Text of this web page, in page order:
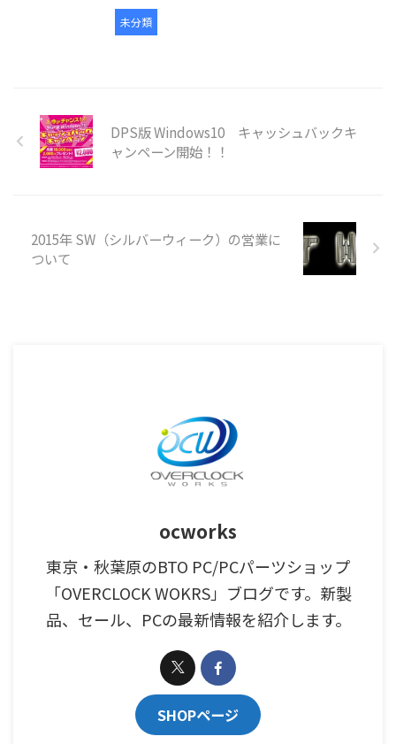
未分類
DPS版 Windows10 キャッシュバックキ
ャンペーン開始！！
2015年 SW（シルバーウィーク）の営業に
ついて
ocworks
東京・秋葉原のBTO PC/PCパーツショップ
「OVERCLOCK WOKRS」ブログです。新製
品、セール、PCの最新情報を紹介します。
SHOPページ